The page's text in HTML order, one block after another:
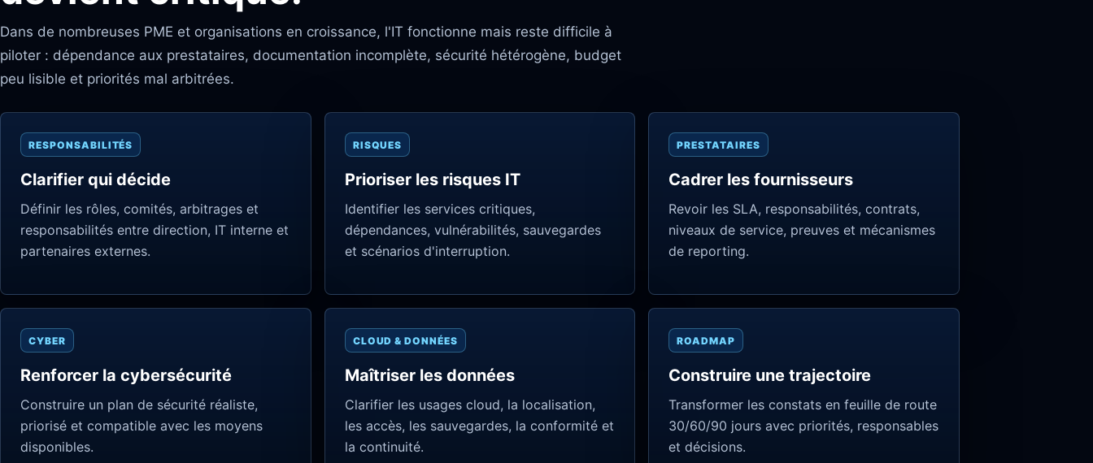
Dans de nombreuses PME et organisations en croissance, l'IT fonctionne mais reste difficile à
piloter : dépendance aux prestataires, documentation incomplète, sécurité hétérogène, budget
peu lisible et priorités mal arbitrées.
RESPONSABILITÉS
Clarifier qui décide
Définir les rôles, comités, arbitrages et
responsabilités entre direction, IT interne et
partenaires externes.
RISQUES
Prioriser les risques IT
Identifier les services critiques,
dépendances, vulnérabilités, sauvegardes
et scénarios d'interruption.
PRESTATAIRES
Cadrer les fournisseurs
Revoir les SLA, responsabilités, contrats,
niveaux de service, preuves et mécanismes
de reporting.
CYBER
Renforcer la cybersécurité
Construire un plan de sécurité réaliste,
priorisé et compatible avec les moyens
disponibles.
CLOUD & DONNÉES
Maîtriser les données
Clarifier les usages cloud, la localisation,
les accès, les sauvegardes, la conformité et
la continuité.
ROADMAP
Construire une trajectoire
Transformer les constats en feuille de route
30/60/90 jours avec priorités, responsables
et décisions.